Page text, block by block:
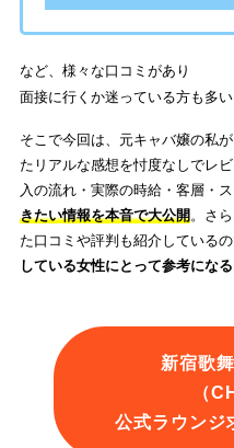
など、様々な口コミがあり
面接に行くか迷っている方も多い
そこで今回は、元キャバ嬢の私
たリアルな感想を忖度なしでレ
入の流れ・実際の時給・客層・ス
きたい情報を本音で大公開。さ
た口コミや評判も紹介している
している女性にとって参考にな
新宿歌
（
公式ラウンジ